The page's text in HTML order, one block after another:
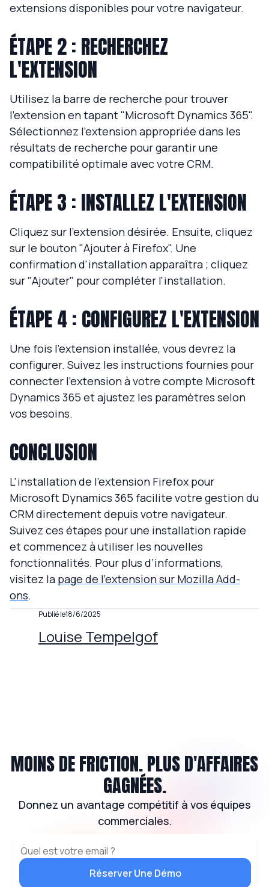
extensions disponibles pour votre navigateur.
ÉTAPE 2 : RECHERCHEZ
L'EXTENSION
Utilisez la barre de recherche pour trouver
l’extension en tapant "Microsoft Dynamics 365".
Sélectionnez l'extension appropriée dans les
résultats de recherche pour garantir une
compatibilité optimale avec votre CRM.
ÉTAPE 3 : INSTALLEZ L'EXTENSION
Cliquez sur l'extension désirée. Ensuite, cliquez
sur le bouton "Ajouter à Firefox". Une
confirmation d'installation apparaîtra ; cliquez
sur "Ajouter" pour compléter l'installation.
ÉTAPE 4 : CONFIGUREZ L'EXTENSION
Une fois l’extension installée, vous devrez la
configurer. Suivez les instructions fournies pour
connecter l'extension à votre compte Microsoft
Dynamics 365 et ajustez les paramètres selon
vos besoins.
CONCLUSION
L'installation de l'extension Firefox pour
Microsoft Dynamics 365 facilite votre gestion du
CRM directement depuis votre navigateur.
Suivez ces étapes pour une installation rapide
et commencez à utiliser les nouvelles
fonctionnalités. Pour plus d’informations,
visitez la page de l’extension sur Mozilla Add-
ons.
Publié le18/6/2025
Louise Tempelgof
MOINS DE FRICTION. PLUS D'AFFAIRES
GAGNÉES.
Donnez un avantage compétitif à vos équipes
commerciales.
Réserver Une Démo